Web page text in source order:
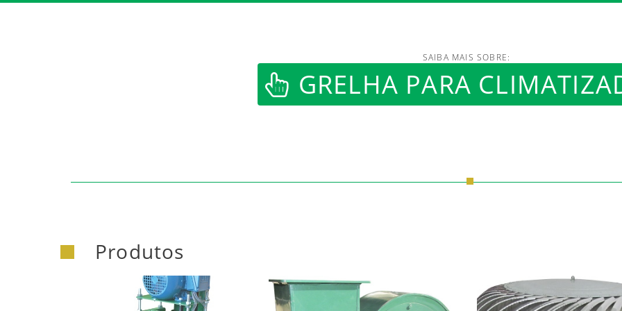
SAIBA MAIS SOBRE:
GRELHA PARA
Produtos